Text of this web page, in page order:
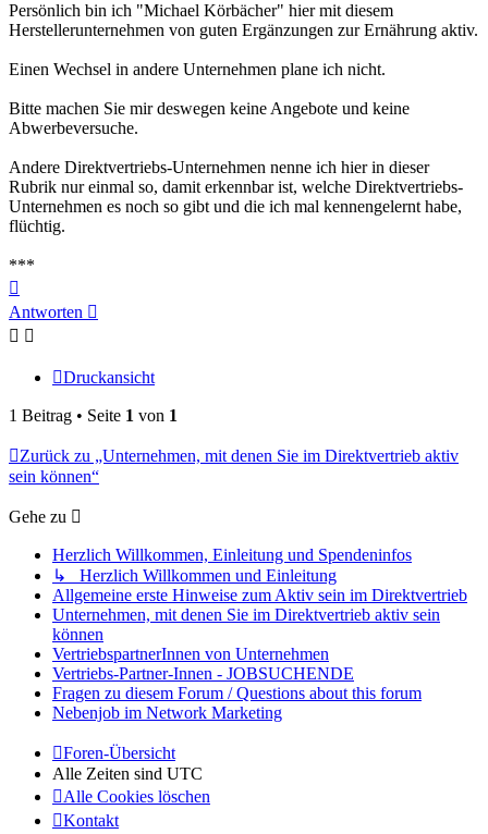
Persönlich bin ich "Michael Körbächer" hier mit diesem
Herstellerunternehmen von guten Ergänzungen zur Ernährung aktiv.
Einen Wechsel in andere Unternehmen plane ich nicht.
Bitte machen Sie mir deswegen keine Angebote und keine
Abwerbeversuche.
Andere Direktvertriebs-Unternehmen nenne ich hier in dieser
Rubrik nur einmal so, damit erkennbar ist, welche Direktvertriebs-
Unternehmen es noch so gibt und die ich mal kennengelernt habe,
flüchtig.
***
oben
Antworten
Druckansicht
1 Beitrag • Seite 1 von 1
Zurück zu „Unternehmen, mit denen Sie im Direktvertrieb aktiv
sein können“
Gehe zu
Herzlich Willkommen, Einleitung und Spendeninfos
↳ Herzlich Willkommen und Einleitung
Allgemeine erste Hinweise zum Aktiv sein im Direktvertrieb
Unternehmen, mit denen Sie im Direktvertrieb aktiv sein
können
VertriebspartnerInnen von Unternehmen
Vertriebs-Partner-Innen - JOBSUCHENDE
Fragen zu diesem Forum / Questions about this forum
Nebenjob im Network Marketing
Foren-Übersicht
Alle Zeiten sind UTC
Alle Cookies löschen
Kontakt